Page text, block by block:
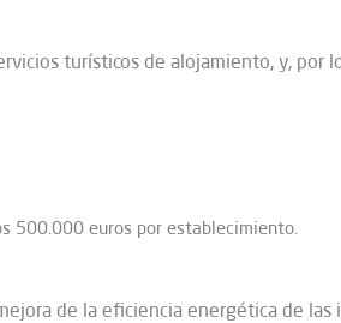
turísticos de alojamiento, y, por
500.000 euros por establecimiento.
de la eficiencia energética de